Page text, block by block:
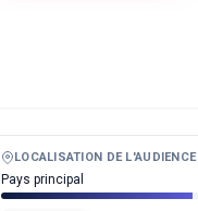
LOCALISATION DE L'AUDIENCE
Pays principal